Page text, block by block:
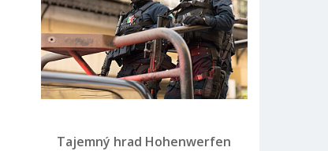
Tajemný hrad Hohenwerfen